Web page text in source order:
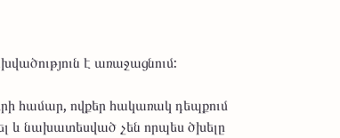
է առաջացնում:
համար, ովքեր հակառակ դեպքում
և նախատեսված չեն որպես ծխելը